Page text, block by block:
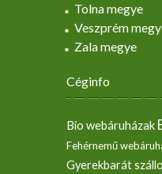
Tolna megye
Veszprém
Zala megye
Céginfo
Bio webáruházak
Fehérnemű
Gyerekbarát